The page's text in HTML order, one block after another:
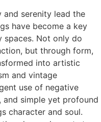
and serenity lead the
have become a key
spaces. Not only do
but through form,
into artistic
and vintage
use of negative
simple yet profound
character and soul.